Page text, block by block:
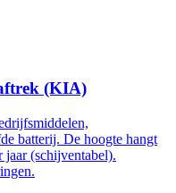
(KIA)
batterij. De hoogte hangt
jaar (schijventabel).